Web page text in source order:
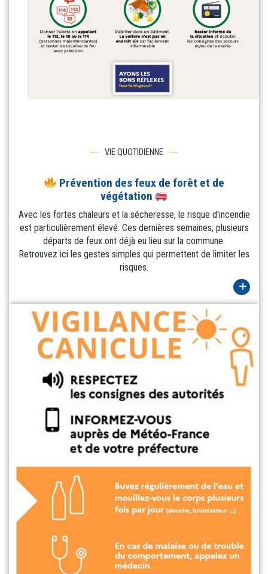
VIE QUOTIDIENNE
Prévention des feux de forêt et de
végétation
Avec les fortes chaleurs et la sécheresse, le risque d'incendie
est particulièrement élevé. Ces dernières semaines, plusieurs
départs de feux ont déjà eu lieu sur la commune.
Retrouvez ici les gestes simples qui permettent de limiter les
risques.